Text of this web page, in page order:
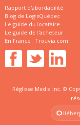
Rapport d'abordabilité
Blog de LogisQuébec
Le guide du locataire
Le guide de l'acheteur
En France : Trouvia.com
Réglisse Media Inc. ©